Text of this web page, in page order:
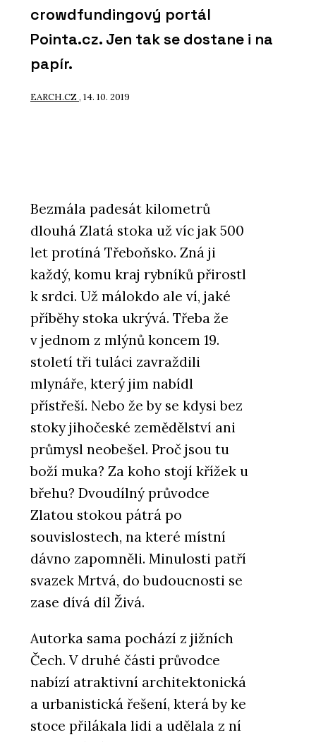
crowdfundingový portál
Pointa.cz. Jen tak se dostane i na
papír.
EARCH.CZ , 14. 10. 2019
Bezmála padesát kilometrů
dlouhá Zlatá stoka už víc jak 500
let protíná Třeboňsko. Zná ji
každý, komu kraj rybníků přirostl
k srdci. Už málokdo ale ví, jaké
příběhy stoka ukrývá. Třeba že
v jednom z mlýnů koncem 19.
století tři tuláci zavraždili
mlynáře, který jim nabídl
přístřeší. Nebo že by se kdysi bez
stoky jihočeské zemědělství ani
průmysl neobešel. Proč jsou tu
boží muka? Za koho stojí křížek u
břehu? Dvoudílný průvodce
Zlatou stokou pátrá po
souvislostech, na které místní
dávno zapomněli. Minulosti patří
svazek Mrtvá, do budoucnosti se
zase dívá díl Živá.
Autorka sama pochází z jižních
Čech. V druhé části průvodce
nabízí atraktivní architektonická
a urbanistická řešení, která by ke
stoce přilákala lidi a udělala z ní